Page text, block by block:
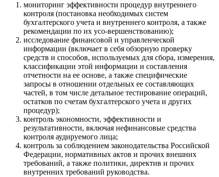
мониторинг эффективности процедур внутреннего
контроля (постановка необходимых систем
бухгалтерского учета и внутреннего контроля, а также
рекомендации по их усо-вершенствованию);
исследование финансовой и управленческой
информации (включает в себя обзорную проверку
средств и способов, используемых для сбора, измерения,
классификации этой информации и составления
отчетности на ее основе, а также специфические
запросы в отношении отдельных ее составляющих
частей, в том числе детальное тестирование операций,
остатков по счетам бухгалтерского учета и других
процедур);
контроль экономности, эффективности и
результативности, включая нефинансовые средства
контроля аудируемого лица;
контроль за соблюдением законодательства Российской
Федерации, нормативных актов и прочих внешних
требований, а также политики, директив и прочих
внутренних требований руководства.